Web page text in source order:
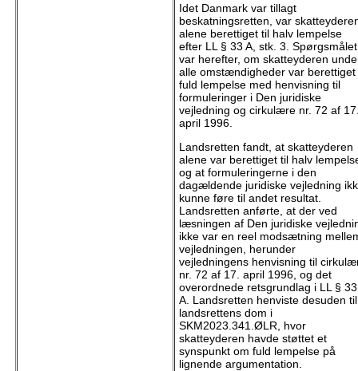
Idet Danmark var tillagt
beskatningsretten, var
alene berettiget til halv lempelse
efter LL § 33 A, stk. 3. Spørgsmålet
var herefter, om skatteyderen
alle omstændigheder var berettiget
fuld lempelse med henvisning til
formuleringer i Den juridiske
vejledning og cirkulære nr. 72 af
april 1996.
Landsretten fandt, at skatteyderen
alene var berettiget til halv
og at formuleringerne i den
dagældende juridiske vejledning
kunne føre til andet resultat.
Landsretten anførte, at der ved
læsningen af Den juridiske
ikke var en reel modsætning
vejledningen, herunder
vejledningens henvisning til
nr. 72 af 17. april 1996, og det
overordnede retsgrundlag i LL § 33
A. Landsretten henviste desuden til
landsrettens dom i
SKM2023.341.ØLR, hvor
skatteyderen havde støttet et
synspunkt om fuld lempelse på
lignende argumentation.